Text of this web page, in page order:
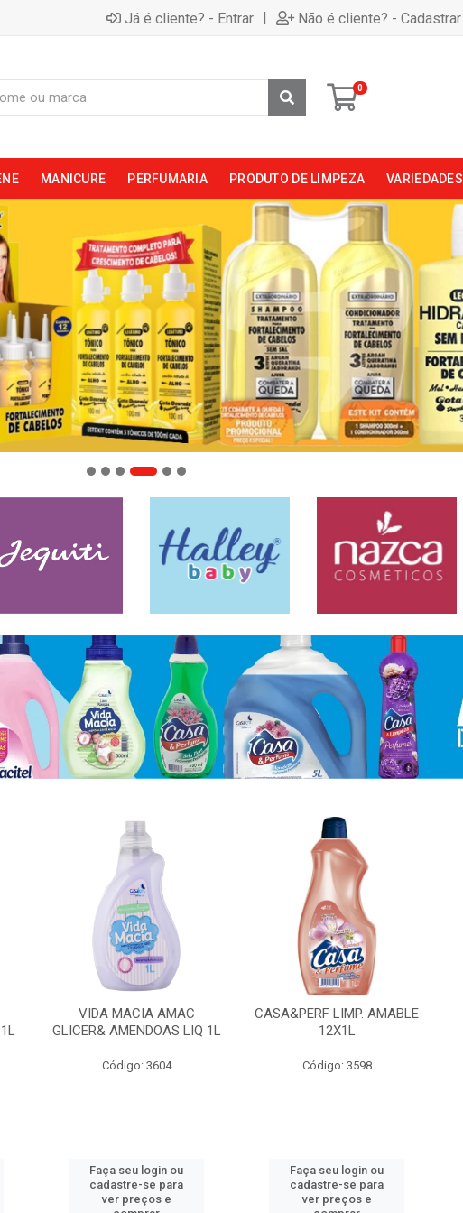
Já é cliente? - Entrar | Não é cliente? - Cadastrar
0
MANICURE PERFUMARIA PRODUTO DE LIMPEZA VARIEDADES
VIDA MACIA AMAC
GLICER& AMENDOAS LIQ 1L
Código: 3604
Faça seu login ou
cadastre-se para
ver preços e
CASA&PERF LIMP. AMABLE
12X1L
Código: 3598
Faça seu login ou
cadastre-se para
ver preços e